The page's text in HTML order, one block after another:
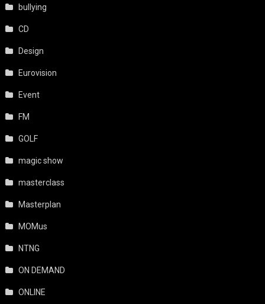
bullying
CD
Design
Eurovision
Event
FM
GOLF
magic show
masterclass
Masterplan
MOMus
NTNG
ON DEMAND
ONLINE